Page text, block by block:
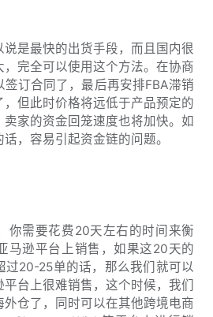
是最快的出货手段，而且国内很
完全可以使用这个方法。在协商
订合同了，最后再安排FBA滞销
但此时价格将远低于产品预定的
家的资金回笼速度也将加快。如
，容易引起资金链的问题。
你需要花费20天左右的时间来衡
马逊平台上销售，如果这20天的
过20-25单的话，那么我们就可以
台上很难销售，这个时候，我们
仓了，同时可以在其他跨境电商